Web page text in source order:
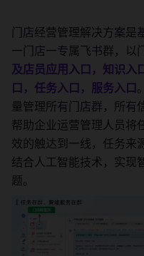
门店经营管理解决方案是
一门店一专属飞书群，以
及店员应用入口，知识入
口，任务入口，服务入口
量管理所有门店群，所有
帮助企业运营管理人员将
效的触达到一线，任务来
结合人工智能技术，实现
题。